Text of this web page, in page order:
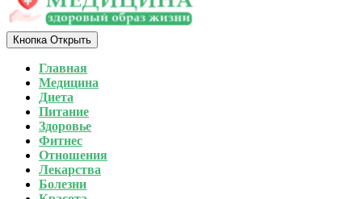
Кнопка Открыть
Главная
Медицина
Диета
Питание
Здоровье
Фитнес
Отношения
Лекарства
Болезни